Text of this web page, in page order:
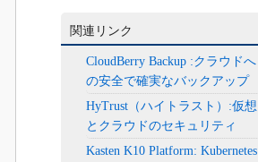
関連リンク
CloudBerry Backup :クラウドへ
の安全で確実なバックアップ
HyTrust（ハイトラスト）:仮想
とクラウドのセキュリティ
Kasten K10 Platform: Kubernetes